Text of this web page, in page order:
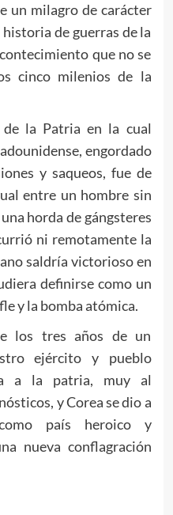
un milagro de carácter
de guerras de la
que no se
cinco milenios de la
de la Patria en la cual
engordado
y saqueos, fue de
entre un hombre sin
horda de gángsteres
ni remotamente la
saldría victorioso en
definirse como un
y la bomba atómica.
los tres años de un
ejército y pueblo
a la patria, muy al
y Corea se dio a
país heroico y
nueva conflagración